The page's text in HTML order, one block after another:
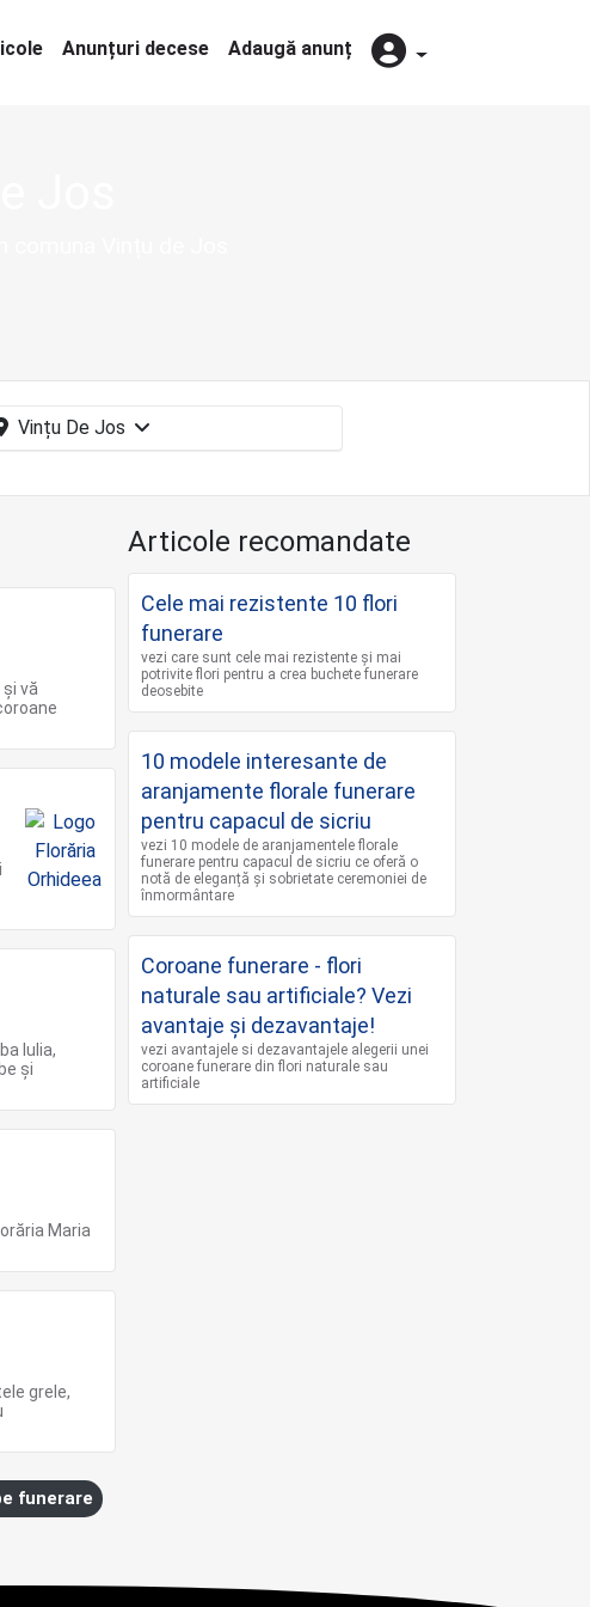
Anunțuri decese Adaugă anunț
vă
Iulia,
și
Maria
grele,
Articole recomandate
Cele mai rezistente 10 flori
funerare
vezi care sunt cele mai rezistente și mai
potrivite flori pentru a crea buchete funerare
deosebite
10 modele interesante de
aranjamente florale funerare
pentru capacul de sicriu
vezi 10 modele de aranjamentele florale
funerare pentru capacul de sicriu ce oferă o
notă de eleganță și sobrietate ceremoniei de
înmormântare
Coroane funerare - flori
naturale sau artificiale? Vezi
avantaje și dezavantaje!
vezi avantajele si dezavantajele alegerii unei
coroane funerare din flori naturale sau
artificiale
funerare